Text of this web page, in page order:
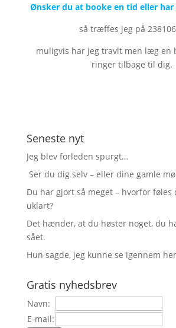
Ønsker du at booke en tid eller har
så træffes jeg på
muligvis har jeg travlt men læg en
ringer tilbage til dig.
Seneste nyt
Jeg blev forleden spurgt…
Ser du dig selv – eller dine gamle
Du har gjort så meget – hvorfor føles
uklart?
Det hænder, at du høster noget, du
sået.
Hun sagde, jeg kunne se igennem
Gratis nyhedsbrev
Navn:
E-mail: